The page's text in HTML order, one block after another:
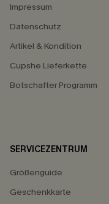
Impressum
Datenschutz
Artikel & Kondition
Cupshe Lieferkette
Botschafter Programm
SERVICEZENTRUM
Größenguide
Geschenkkarte